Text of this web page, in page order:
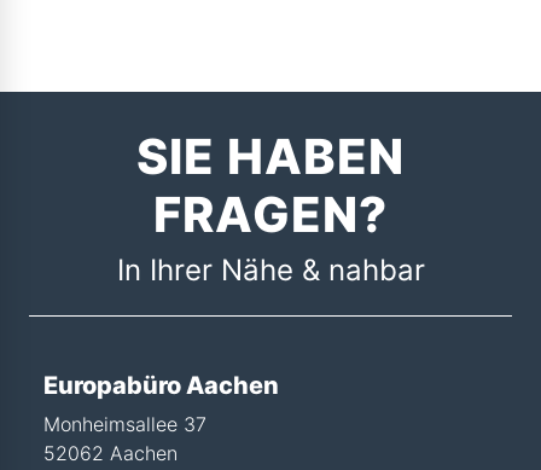
SIE HABEN
FRAGEN?
In Ihrer Nähe & nahbar
Europabüro Aachen
Monheimsallee 37
52062 Aachen